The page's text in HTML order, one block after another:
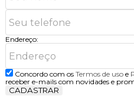
Endereço:
Concordo com os Termos de usoe
receber e-mails com novidades e
CADASTRAR